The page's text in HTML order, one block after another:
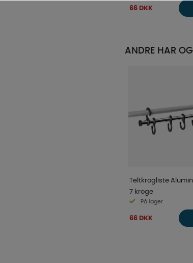
66 DKK
ANDRE HAR
Teltkrogliste
7 kroge
På lager
66 DKK